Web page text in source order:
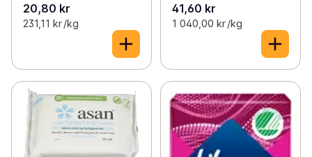
20,80 kr
231,11 kr /kg
41,60 kr
1 040,00 kr /kg